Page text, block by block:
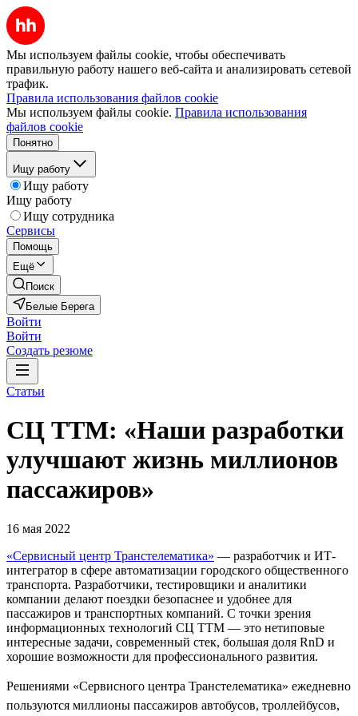
Мы используем файлы cookie, чтобы обеспечивать
правильную работу нашего веб-сайта и анализировать сетевой
трафик.
Правила использования файлов cookie
Мы используем файлы cookie. Правила использования
файлов cookie
Понятно
Ищу работу
Ищу работу
Ищу работу
Ищу сотрудника
Сервисы
Помощь
Ещё
Поиск
Белые Берега
Войти
Войти
Создать резюме
Статьи
СЦ ТТМ: «Наши разработки
улучшают жизнь миллионов
пассажиров»
16 мая 2022
«Сервисный центр Транстелематика» — разработчик и ИТ-
интегратор в сфере автоматизации городского общественного
транспорта. Разработчики, тестировщики и аналитики
компании делают поездки безопаснее и удобнее для
пассажиров и транспортных компаний. С точки зрения
информационных технологий СЦ ТТМ — это нетиповые
интересные задачи, современный стек, большая доля RnD и
хорошие возможности для профессионального развития.
Решениями «Сервисного центра Транстелематика» ежедневно
пользуются миллионы пассажиров автобусов, троллейбусов,